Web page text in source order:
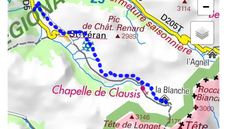
−